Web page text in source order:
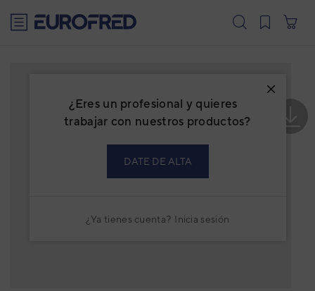
¿Eres un profesional y quieres
trabajar con nuestros productos?
DATE DE ALTA
¿Ya tienes cuenta? Inicia sesión